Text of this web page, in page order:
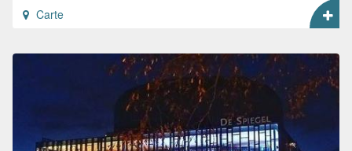
Carte